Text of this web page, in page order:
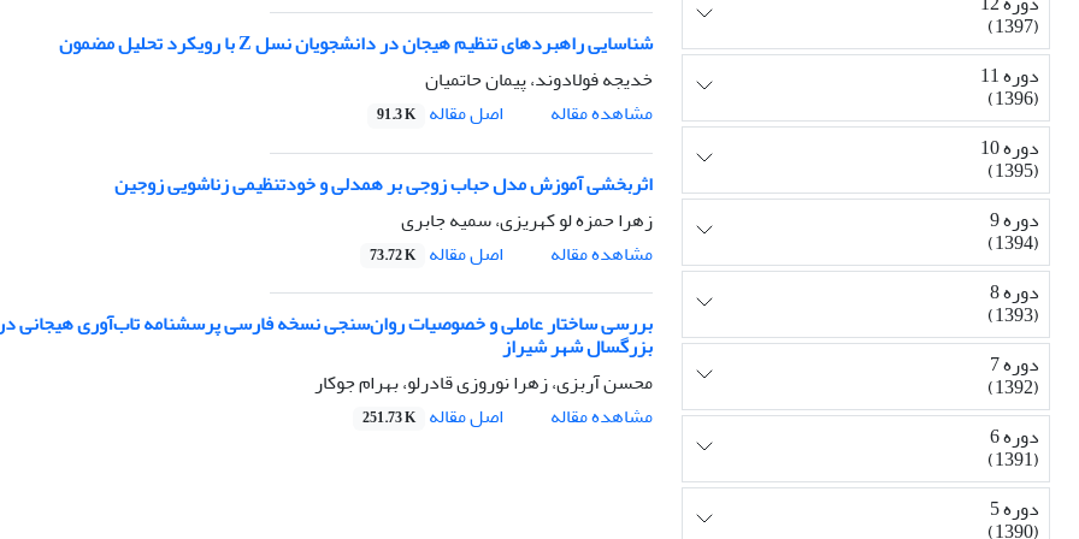
شناسایی راهبردهای تنظیم هیجان در دانشجویان نسل Z با رویکرد تحلیل مضمون
خدیجه فولادوند، پیمان حاتمیان
مشاهده مقاله
اصل مقاله 91.3 K
اثربخشی آموزش مدل حباب زوجی بر همدلی و خودتنظیمی زناشویی زوجین
زهرا حمزه لو کهریزی، سمیه جابری
مشاهده مقاله
اصل مقاله 73.72 K
بررسی ساختار عاملی و خصوصیات روان‌سنجی نسخه فارسی پرسشنامه تاب‌آوری هیجانی
بزرگسال شهر شیراز
محسن آربزی، زهرا نوروزی قادرلو، بهرام جوکار
مشاهده مقاله
اصل مقاله 251.73 K
(1397)
دوره 11
(1396)
دوره 10
(1395)
دوره 9
(1394)
دوره 8
(1393)
دوره 7
(1392)
دوره 6
(1391)
دوره 5